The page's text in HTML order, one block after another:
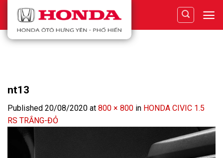
content
nt13
Published 20/08/2020 at 800 × 800 in HONDA CIVIC 1.5
RS TRẮNG-ĐỎ